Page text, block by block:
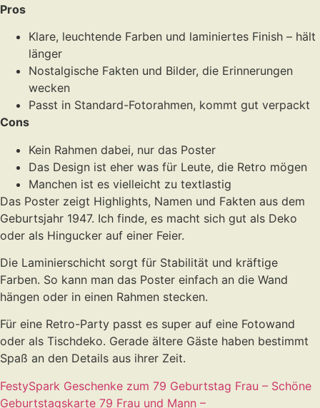
Pros
Klare, leuchtende Farben und laminiertes Finish – hält
länger
Nostalgische Fakten und Bilder, die Erinnerungen
wecken
Passt in Standard-Fotorahmen, kommt gut verpackt
Cons
Kein Rahmen dabei, nur das Poster
Das Design ist eher was für Leute, die Retro mögen
Manchen ist es vielleicht zu textlastig
Das Poster zeigt Highlights, Namen und Fakten aus dem
Geburtsjahr 1947. Ich finde, es macht sich gut als Deko
oder als Hingucker auf einer Feier.
Die Laminierschicht sorgt für Stabilität und kräftige
Farben. So kann man das Poster einfach an die Wand
hängen oder in einen Rahmen stecken.
Für eine Retro-Party passt es super auf eine Fotowand
oder als Tischdeko. Gerade ältere Gäste haben bestimmt
Spaß an den Details aus ihrer Zeit.
FestySpark Geschenke zum 79 Geburtstag Frau – Schöne
Geburtstagskarte 79 Frau und Mann –